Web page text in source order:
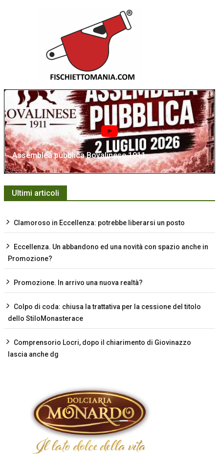
Assemblea pubblica Bovalinese 1911
Ultimi articoli
Clamoroso in Eccellenza: potrebbe liberarsi un posto
Eccellenza. Un abbandono ed una novità con spazio anche in
Promozione?
Promozione. In arrivo una nuova realtà?
Colpo di coda: chiusa la trattativa per la cessione del titolo
dello StiloMonasterace
Comprensorio Locri, dopo il chiarimento di Giovinazzo
lascia anche dg